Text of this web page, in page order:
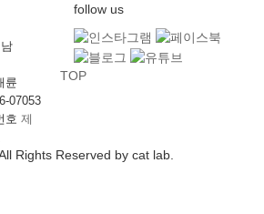
륜
07053
호 제
follow us
TOP
Rights Reserved by cat lab.